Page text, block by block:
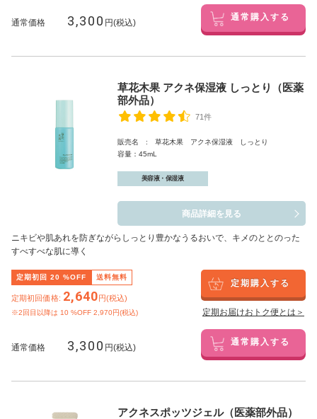
通常価格 3,300 円(税込) 通常購入する
草花木果 アクネ保湿液 しっとり（医薬
部外品）
71件
販売名 : 草花木果 アクネ保湿液 しっとり
容量：45mL
美容液・保湿液
商品詳細を見る
ニキビや肌あれを防ぎながらしっとり豊かなうるおいで、キメのととのった
すべすべな肌に導く
定期初回 20 %OFF 送料無料
定期初回価格: 2,640円(税込)
※2回目以降は 10 %OFF 2,970円(税込)
定期購入する
定期お届けおトク便とは＞
通常価格 3,300 円(税込) 通常購入する
アクネスポッツジェル（医薬部外品）